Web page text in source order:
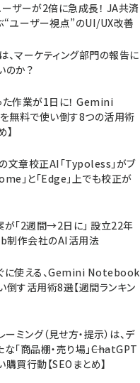
ーザーが2倍に急成長！ JA共済
“ユーザー視点”のUI/UX改善
、マーケティング部門の報告に
のか？
た作業が1日に！ Gemini
料で使い倒す8つの活用術
】
文章校正AI「Typoless」がブ
」と「Edge」上でも校正が
が「2週間→2日に」 設立22年
制作会社のAI活用法
に使える、Gemini Notebook
倒す活用術8選【週間ランキン
ミング（見せ方・提示）は、デ
「商品棚・売り場」――ChatGPT
買行動【SEOまとめ】